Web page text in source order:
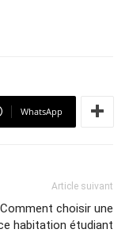
WhatsApp
Article suivant
Comment choisir une
habitation étudiant